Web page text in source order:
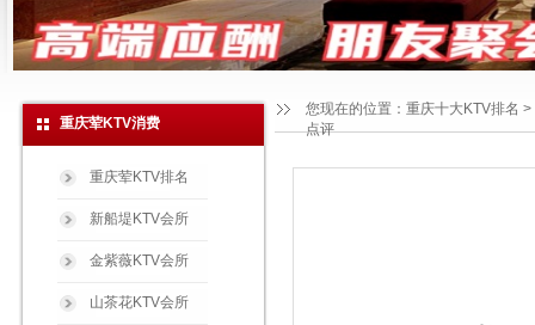
重庆荤KTV消费
重庆荤KTV排名
新船堤KTV会所
金紫薇KTV会所
山茶花KTV会所
您现在的位置： 重庆十大KTV排名 >
点评